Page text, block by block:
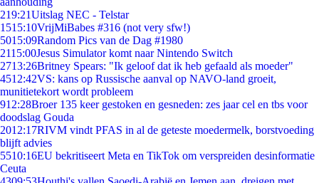
219:21Uitslag NEC - Telstar
1515:10VrijMiBabes #316 (not very sfw!)
5015:09Random Pics van de Dag #1980
2115:00Jesus Simulator komt naar Nintendo Switch
2713:26Britney Spears: "Ik geloof dat ik heb gefaald als moeder"
4512:42VS: kans op Russische aanval op NAVO-land groeit,
munitietekort wordt probleem
912:28Broer 135 keer gestoken en gesneden: zes jaar cel en tbs voor
doodslag Gouda
2012:17RIVM vindt PFAS in al de geteste moedermelk, borstvoeding
blijft advies
5510:16EU bekritiseert Meta en TikTok om verspreiden desinformatie
Ceuta